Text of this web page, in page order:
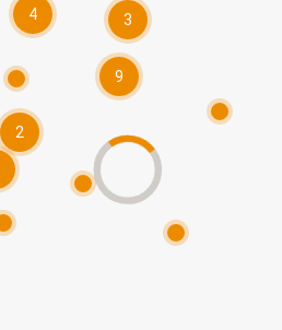
4 3
9
2